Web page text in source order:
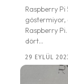
Raspberry
göstermiyor,
Raspberry Pi. Raspberry Pi 5'in beynine güç veren,
dört...
29 EYLÜL